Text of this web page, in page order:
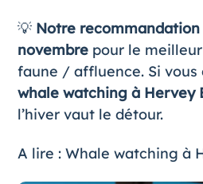
💡 Notre recommandation
novembrepour le
faune / affluence. Si vous
whale watching à Hervey
l’hiver vaut le détour.
A lire : Whale watching à